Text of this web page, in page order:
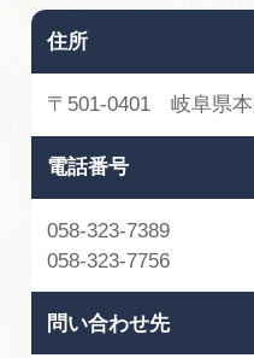
住所
〒501-0401 岐阜県
電話番号
058-323-7389
058-323-7756
問い合わせ先